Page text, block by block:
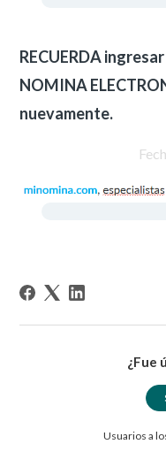
RECUERDA
NOMINA
nuevamente.
¿Fue
Usuarios a